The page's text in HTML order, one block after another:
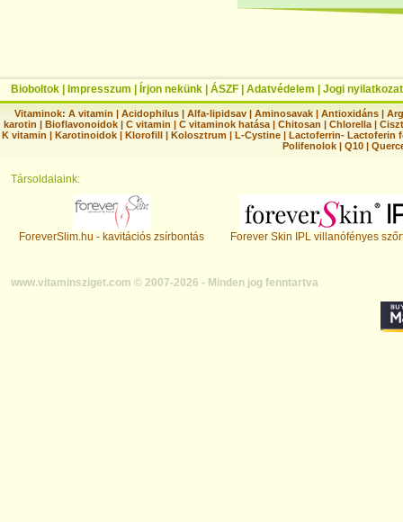
Bioboltok Impresszum Írjon nekünk ÁSZF Adatvédelem Jogi nyilatkozat
Vitaminok: A vitamin |Acidophilus |Alfa-lipidsav |Aminosavak |Antioxidáns |
karotin | Bioflavonoidok | C vitamin | C vitaminok hatása | Chitosan | Chlorella |
K vitamin | Karotinoidok | Klorofill | Kolosztrum | L-Cystine | Lactoferrin- Lactoferin
Polifenolok |Q10 |
Társoldalaink:
ForeverSlim.hu - kavitációs zsírbontás Forever Skin IPL villanófényes
www.vitaminsziget.com © 2007-2026 - Minden jog fenntartva